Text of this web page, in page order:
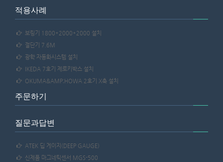
적용사례
보링기 1800*2000*2000 설치
절단기 7.6M
광학 자동화시스템 설치
IKEDA 7호기 제로키박스 설치
OKUMA&AMP;HOWA 2호기 X축 설치
주문하기
질문과답변
ATEK 딥 게이지(DEEP GAUGE)
신제품 마그네틱센서 MGS-500